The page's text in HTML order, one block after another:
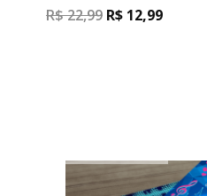
R$22,99 R$ 12,99